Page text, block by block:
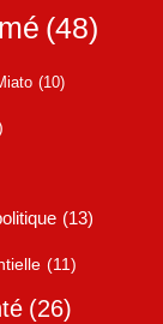
(48)
(10)
(13)
(11)
(26)